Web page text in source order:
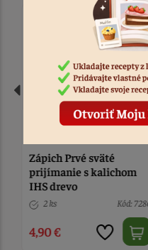
Zápich Prvé sväté
prijímanie s kalichom
IHS drevo
2 ks Kód: 7286
4,90 €